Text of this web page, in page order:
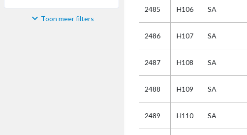
Materiaal Toon meer filters
2485 H106 SA
2486 H107 SA
2487 H108 SA
2488 H109 SA
2489 H110 SA